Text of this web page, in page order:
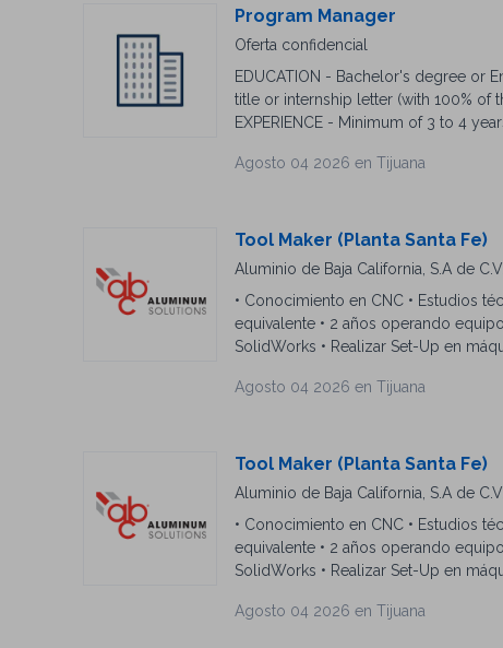
Program Manager
Oferta confidencial
EDUCATION - Bachelor's degree or
title or internship letter (with 100% of
EXPERIENCE - Minimum of 3 to 4
Agosto 04 2026 en Tijuana
Tool Maker (Planta Santa Fe)
Aluminio de Baja California, S.A de C.V.
• Conocimiento en CNC • Estudios
equivalente • 2 años operando
SolidWorks • Realizar Set-Up en
Agosto 04 2026 en Tijuana
Tool Maker (Planta Santa Fe)
Aluminio de Baja California, S.A de C.V.
• Conocimiento en CNC • Estudios
equivalente • 2 años operando
SolidWorks • Realizar Set-Up en
Agosto 04 2026 en Tijuana